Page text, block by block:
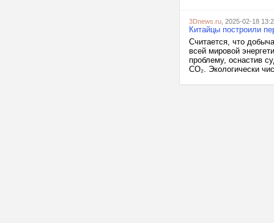
3Dnews.ru , 2025-02-18
Китайцы построили
Считается, что
всей мировой
проблему, оснастив
CO₂. Экологически